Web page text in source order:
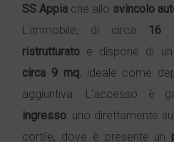
SS Appia che allo svincolo
L'immobile, di circa
16
ristrutturato e dispone di un
circa 9 mq, ideale come
aggiuntiva. L'accesso è
ingresso: uno direttamente
cortile, dove è presente un